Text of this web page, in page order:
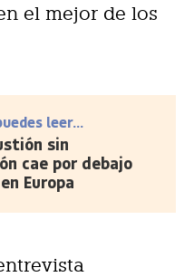
el mejor de los
leer...
sin
cae por debajo
Europa